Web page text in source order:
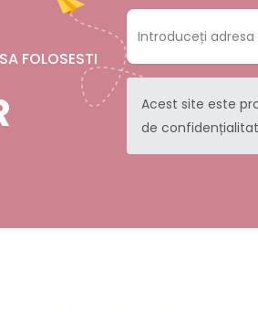
FOLOSESTI
Acest site este
de